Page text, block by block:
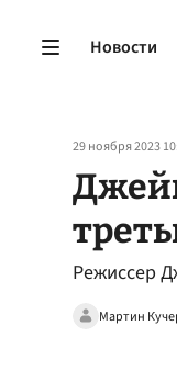
Новости
29 ноября 2023
Режиссер
Мартин